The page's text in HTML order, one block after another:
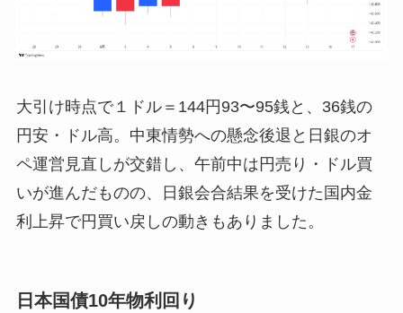
大引け時点で１ドル＝144円93〜95銭と、36銭の
円安・ドル高。中東情勢への懸念後退と日銀のオ
ペ運営見直しが交錯し、午前中は円売り・ドル買
いが進んだものの、日銀会合結果を受けた国内金
利上昇で円買い戻しの動きもありました。
日本国債10年物利回り